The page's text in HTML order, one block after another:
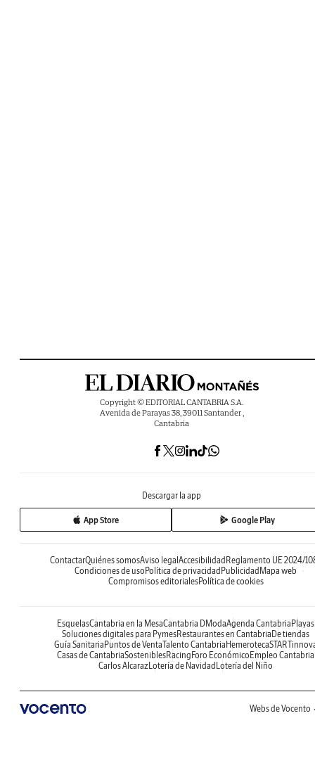
Copyright © EDITORIAL CANTABRIA S.A.
Avenida de Parayas 38, 39011 Santander ,
Cantabria
Descargar la app
App Store Google Play
ContactarQuiénes somosAviso legal Accesibilidad Reglamento UE 2024/
Condiciones de uso Política de privacidad Publicidad Mapa web
Compromisos editorialesPolítica de cookies
EsquelasCantabria en la MesaCantabria DModaAgenda Cantabria Playas
Soluciones digitales para PymesRestaurantes en Cantabria De tiendas
Guía Sanitaria Puntos de VentaTalento Cantabria Hemeroteca
Casas de CantabriaSosteniblesRacing Foro Económico Empleo Cantabria
Carlos AlcarazLotería de Navidad Lotería del Niño
Webs de Vocento